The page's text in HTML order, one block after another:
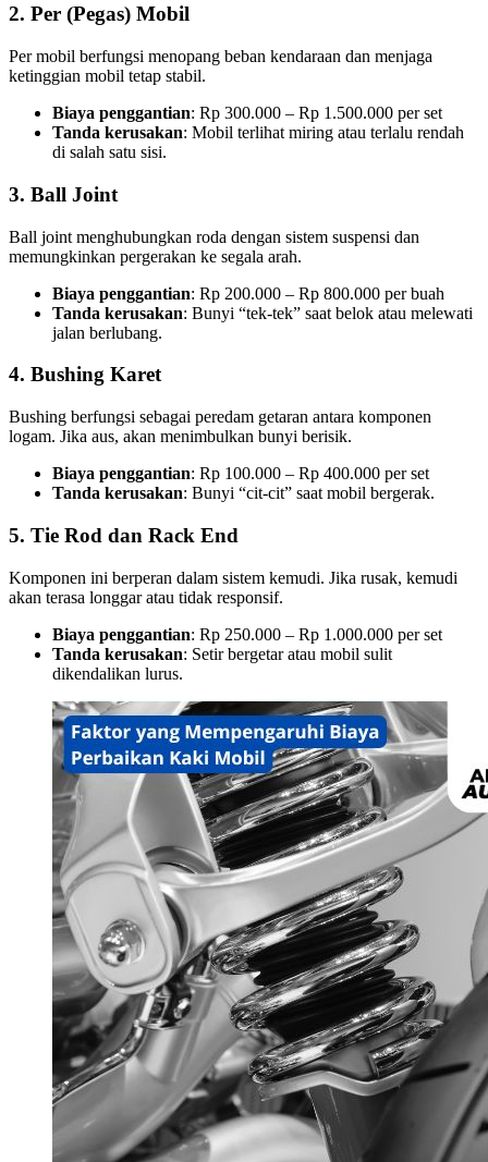
2. Per (Pegas) Mobil
Per mobil berfungsi menopang beban kendaraan dan menjaga
ketinggian mobil tetap stabil.
Biaya penggantian: Rp 300.000 – Rp 1.500.000 per set
Tanda kerusakan: Mobil terlihat miring atau terlalu rendah
di salah satu sisi.
3. Ball Joint
Ball joint menghubungkan roda dengan sistem suspensi dan
memungkinkan pergerakan ke segala arah.
Biaya penggantian: Rp 200.000 – Rp 800.000 per buah
Tanda kerusakan: Bunyi “tek-tek” saat belok atau melewati
jalan berlubang.
4. Bushing Karet
Bushing berfungsi sebagai peredam getaran antara komponen
logam. Jika aus, akan menimbulkan bunyi berisik.
Biaya penggantian: Rp 100.000 – Rp 400.000 per set
Tanda kerusakan: Bunyi “cit-cit” saat mobil bergerak.
5. Tie Rod dan Rack End
Komponen ini berperan dalam sistem kemudi. Jika rusak, kemudi
akan terasa longgar atau tidak responsif.
Biaya penggantian: Rp 250.000 – Rp 1.000.000 per set
Tanda kerusakan: Setir bergetar atau mobil sulit
dikendalikan lurus.